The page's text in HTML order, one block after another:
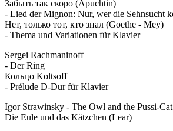
Забыть так скоро (Apuchtin)
- Lied der Mignon: Nur, wer die Sehnsucht
Нет, только тот, кто знал (Goethe - Mey)
- Thema und Variationen für Klavier
Sergei Rachmaninoff
- Der Ring
Кольцо Koltsoff
- Prélude D-Dur für Klavier
Igor Strawinsky - The Owl and the Pussi-Cat
Die Eule und das Kätzchen (Lear)